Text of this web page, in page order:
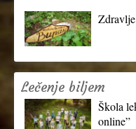
Lečenje biljem
Škola
online”